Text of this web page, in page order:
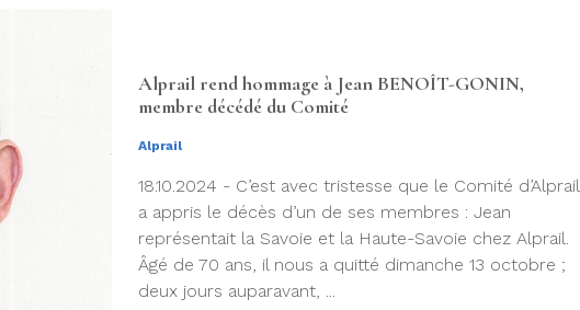
Alprail rend hommage à Jean BENOÎT-GONIN,
membre décédé du Comité
Alprail
18.10.2024 - C’est avec tristesse que le Comité d’Alprail
a appris le décès d’un de ses membres : Jean
représentait la Savoie et la Haute-Savoie chez Alprail.
Âgé de 70 ans, il nous a quitté dimanche 13 octobre ;
deux jours auparavant, ...